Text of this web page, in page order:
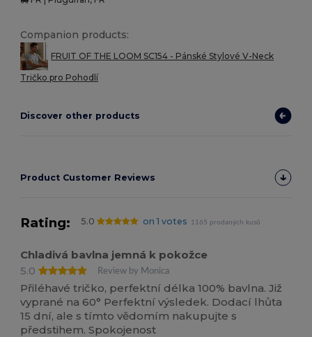
Companion products:
FRUIT OF THE LOOM SC154 - Pánské Stylové V-Neck
Tričko pro Pohodlí
Discover other products
Product Customer Reviews
Rating: 5.0 on 1 votes 1165 prodaných kusů
Chladivá bavlna jemná k pokožce
5.0
Review by Monica
Přiléhavé tričko, perfektní délka 100% bavlna. Již
vyprané na 60° Perfektní výsledek. Dodací lhůta
15 dní, ale s tímto vědomím nakupujte s
předstihem. Spokojenost